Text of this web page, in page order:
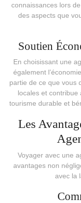
connaissances lors
des aspects que
Soutien
En choisissant une
également
partie de ce que vous
locales et contribue
tourisme durable et
Les
Voyager avec une
avantages non
avec la